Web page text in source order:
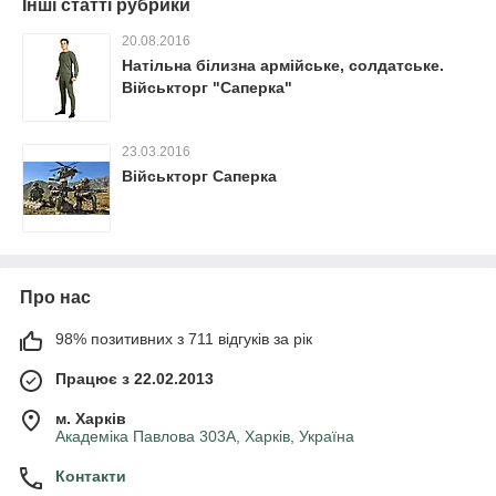
Інші статті рубрики
20.08.2016
Натільна білизна армійське, солдатське.
Військторг "Саперка"
23.03.2016
Військторг Саперка
Про нас
98% позитивних з 711 відгуків за рік
Працює з 22.02.2013
м. Харків
Академіка Павлова 303А, Харків, Україна
Контакти